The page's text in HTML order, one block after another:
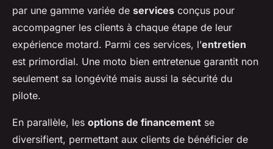
par une gamme variée de services conçus pour
accompagner les clients à chaque étape de leur
expérience motard. Parmi ces services, l’entretien
est primordial. Une moto bien entretenue garantit non
seulement sa longévité mais aussi la sécurité du
pilote.
En parallèle, les options de financement se
diversifient, permettant aux clients de bénéficier de